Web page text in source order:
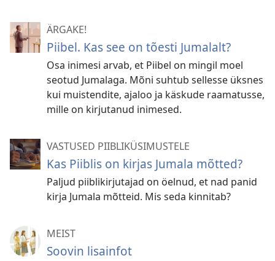
ÄRGAKE!
Piibel. Kas see on tõesti Jumalalt?
Osa inimesi arvab, et Piibel on mingil moel
seotud Jumalaga. Mõni suhtub sellesse üksnes
kui muistendite, ajaloo ja käskude raamatusse,
mille on kirjutanud inimesed.
VASTUSED PIIBLIKÜSIMUSTELE
Kas Piiblis on kirjas Jumala mõtted?
Paljud piiblikirjutajad on öelnud, et nad panid
kirja Jumala mõtteid. Mis seda kinnitab?
MEIST
Soovin lisainfot